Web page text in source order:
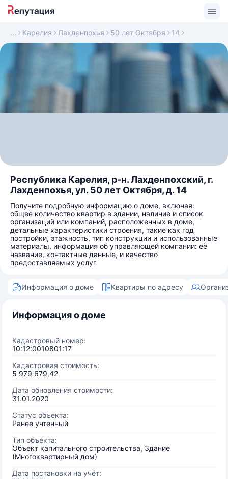
Карелия Лахденпохья 50 лет Октября 14
Республика Карелия, р-н. Лахденпохский, г.
Лахденпохья, ул. 50 лет Октября, д. 14
Получите подробную информацию о доме, включая:
общее количество квартир в здании, наличие и список
организаций или компаний, расположенных в доме,
детальные характеристики строения, такие как год
постройки, этажность, тип конструкции и использованные
материалы, информация об управляющей компании: её
название, контактные данные, и качество
предоставляемых услуг
Информация о доме Квартиры по адресу
Информация о доме
Кадастровый номер:
10:12:0010801:17
Кадастровая стоимость:
5 979 679,42
Дата обновления стоимости:
31.01.2020
Статус объекта:
Ранее учтенный
Тип объекта:
Объект капитального строительства, Здание
(Многоквартирный дом)
Дата постановки на учёт: